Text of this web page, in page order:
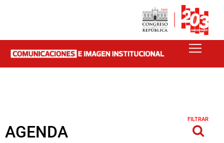
AGENDA
FILTRAR